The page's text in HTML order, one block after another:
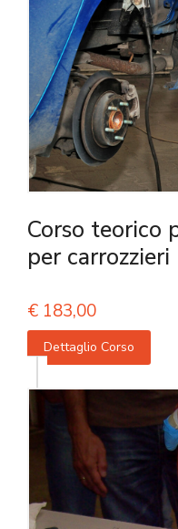
Corso teorico
per carrozzieri
€ 183,00
Dettaglio Corso